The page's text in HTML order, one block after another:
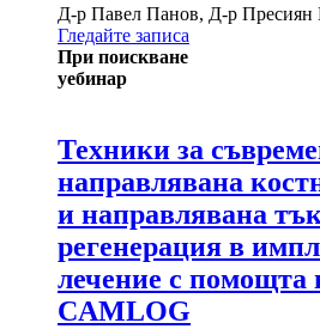
Д-р Павел Панов, Д-р Пресиян
Гледайте записа
При поискване
уебинар
Техники за
направлявана
и направлявана
регенерация в
лечение с помощта
CAMLOG